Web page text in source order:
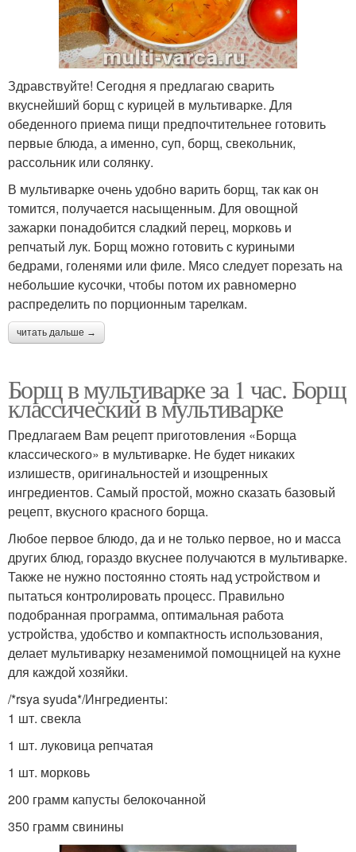
Здравствуйте! Сегодня я предлагаю сварить
вкуснейший борщ с курицей в мультиварке. Для
обеденного приема пищи предпочтительнее готовить
первые блюда, а именно, суп, борщ, свекольник,
рассольник или солянку.
В мультиварке очень удобно варить борщ, так как он
томится, получается насыщенным. Для овощной
зажарки понадобится сладкий перец, морковь и
репчатый лук. Борщ можно готовить с куриными
бедрами, голенями или филе. Мясо следует порезать на
небольшие кусочки, чтобы потом их равномерно
распределить по порционным тарелкам.
читать дальше →
Борщ в мультиварке за 1 час. Борщ
классический в мультиварке
Предлагаем Вам рецепт приготовления «Борща
классического» в мультиварке. Не будет никаких
излишеств, оригинальностей и изощренных
ингредиентов. Самый простой, можно сказать базовый
рецепт, вкусного красного борща.
Любое первое блюдо, да и не только первое, но и масса
других блюд, гораздо вкуснее получаются в мультиварке.
Также не нужно постоянно стоять над устройством и
пытаться контролировать процесс. Правильно
подобранная программа, оптимальная работа
устройства, удобство и компактность использования,
делает мультиварку незаменимой помощницей на кухне
для каждой хозяйки.
/*rsya syuda*/Ингредиенты:
1 шт. свекла
1 шт. луковица репчатая
1 шт. морковь
200 грамм капусты белокочанной
350 грамм свинины